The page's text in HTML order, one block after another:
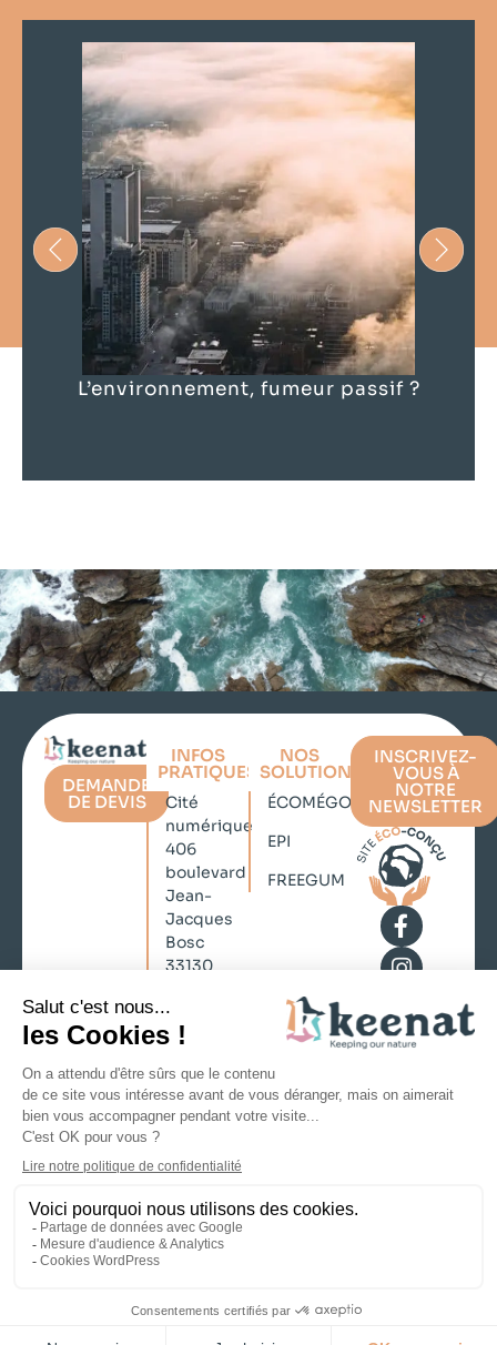
L’environnement, fumeur passif ?
DEMANDE
DE DEVIS
INFOS
PRATIQUES
Cité
numérique
406
boulevard
Jean-
Jacques
Bosc
33130
contact@keenat.com
+33 (0)5
57 35 73
21
NOS
SOLUTIONS
ÉCOMÉGOT
EPI
FREEGUM
INSCRIVEZ-
VOUS À
NOTRE
NEWSLETTER
No Result
Website
Copyright © 2026 KEENAT, Tous droits
réservés
Mentions légales
CGV